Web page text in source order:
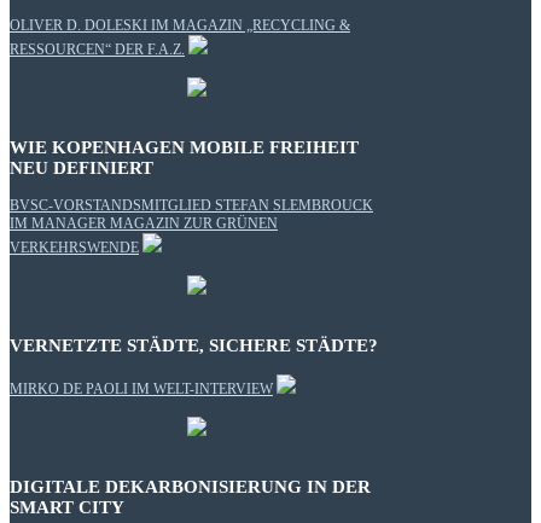
OLIVER D. DOLESKI IM MAGAZIN „RECYCLING &
RESSOURCEN“ DER F.A.Z.
WIE KOPENHAGEN MOBILE FREIHEIT
NEU DEFINIERT
BVSC-VORSTANDSMITGLIED STEFAN SLEMBROUCK
IM MANAGER MAGAZIN ZUR GRÜNEN
VERKEHRSWENDE
VERNETZTE STÄDTE, SICHERE STÄDTE?
MIRKO DE PAOLI IM WELT-INTERVIEW
DIGITALE DEKARBONISIERUNG IN DER
SMART CITY